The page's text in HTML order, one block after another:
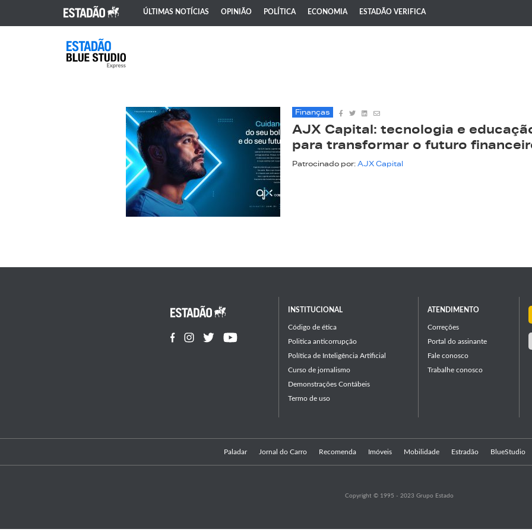
ÚLTIMAS NOTÍCIAS OPINIÃO POLÍTICA ECONOMIA ESTADÃO VERIFICA
Finanças
AJX Capital: tecnologia e
para transformar o futuro
Patrocinado por: AJX Capital
INSTITUCIONAL
Código de ética
Politica anticorrupção
Política de Inteligência Artificial
Curso de jornalismo
Demonstrações Contábeis
Termo de uso
ATENDIMENTO
Correções
Portal do assinante
Fale conosco
Trabalhe conosco
Paladar Jornal do Carro Recomenda Imóveis Mobilidade Estradão BlueStudio
Copyright © 1995 - 2023 Grupo Estado